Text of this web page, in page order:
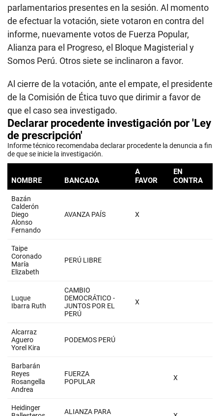
parlamentarios presentes en la sesión. Al momento
de efectuar la votación, siete votaron en contra del
informe, nuevamente votos de Fuerza Popular,
Alianza para el Progreso, el Bloque Magisterial y
Somos Perú. Otros siete se inclinaron a favor.
Al cierre de la votación, ante el empate, el presidente
de la Comisión de Ética tuvo que dirimir a favor de
que el caso sea investigado.